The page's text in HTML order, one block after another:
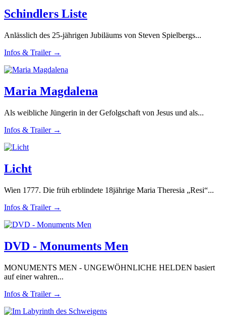
Schindlers Liste
Anlässlich des 25-jährigen Jubiläums von Steven Spielbergs...
Infos & Trailer →
Maria Magdalena
Als weibliche Jüngerin in der Gefolgschaft von Jesus und als...
Infos & Trailer →
Licht
Wien 1777. Die früh erblindete 18jährige Maria Theresia „Resi“...
Infos & Trailer →
DVD - Monuments Men
MONUMENTS MEN - UNGEWÖHNLICHE HELDEN basiert
auf einer wahren...
Infos & Trailer →